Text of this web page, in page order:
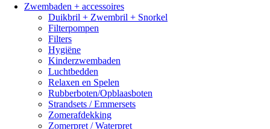
Zwembaden + accessoires
Duikbril + Zwembril + Snorkel
Filterpompen
Filters
Hygiëne
Kinderzwembaden
Luchtbedden
Relaxen en Spelen
Rubberboten/Opblaasboten
Strandsets / Emmersets
Zomerafdekking
Zomerpret / Waterpret